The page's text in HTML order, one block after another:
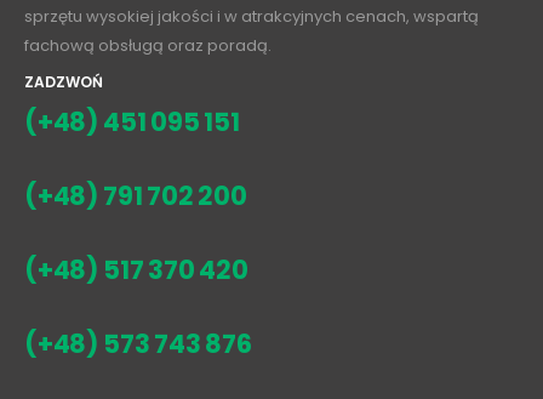
sprzętu wysokiej jakości i w atrakcyjnych cenach, wspartą
fachową obsługą oraz poradą.
ZADZWOŃ
(+48) 451 095 151
(+48) 791 702 200
(+48) 517 370 420
(+48) 573 743 876